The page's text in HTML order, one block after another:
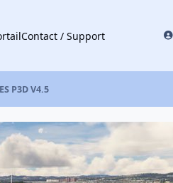
Contact / Support
P3D V4.5